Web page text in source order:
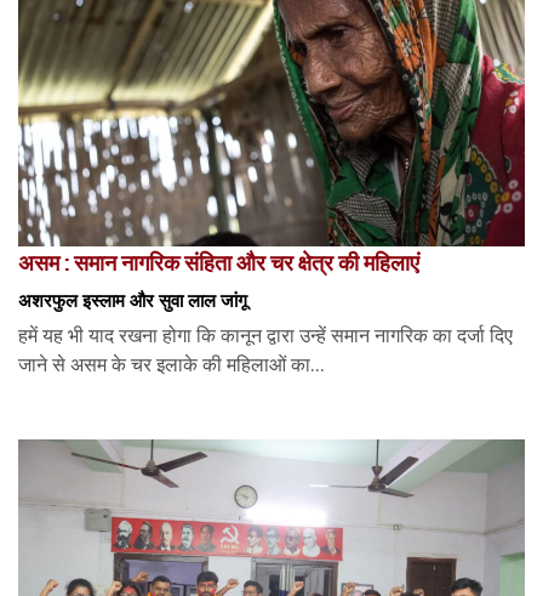
असम : समान नागरिक संहिता और चर क्षेत्र की महिलाएं
अशरफुल इस्लाम और सुवा लाल जांगू
हमें यह भी याद रखना होगा कि कानून द्वारा उन्हें समान नागरिक का दर्जा दिए
जाने से असम के चर इलाके की महिलाओं का...